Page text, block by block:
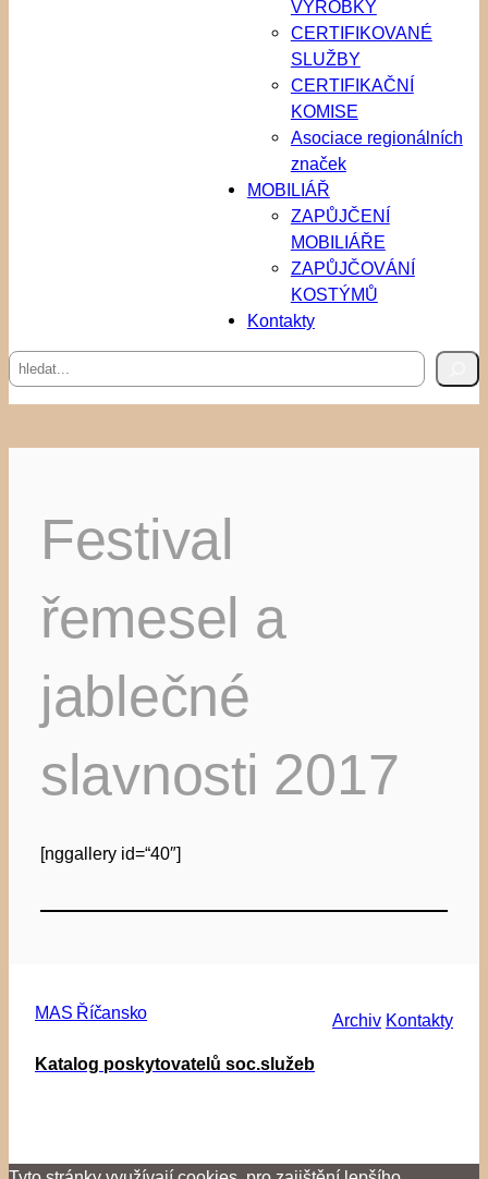
VÝROBKY
CERTIFIKOVANÉ
SLUŽBY
CERTIFIKAČNÍ
KOMISE
Asociace regionálních
značek
MOBILIÁŘ
ZAPŮJČENÍ
MOBILIÁŘE
ZAPŮJČOVÁNÍ
KOSTÝMŮ
Kontakty
Hledat
Festival
řemesel a
jablečné
slavnosti 2017
[nggallery id=“40″]
MAS Říčansko Archiv Kontakty
Katalog poskytovatelů soc.služeb